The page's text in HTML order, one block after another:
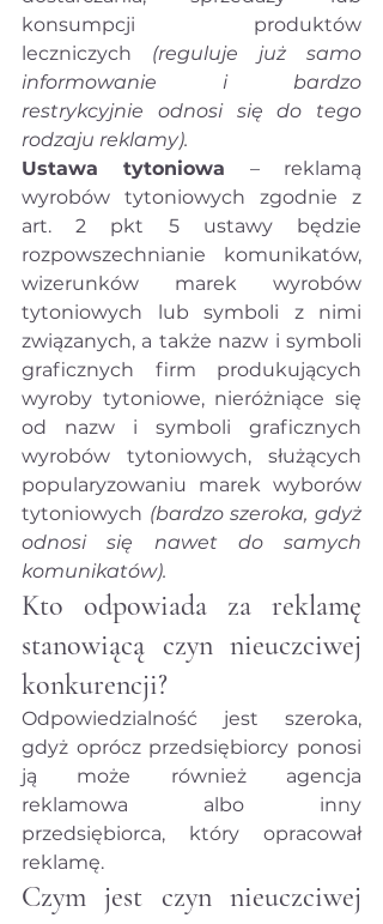
konsumpcji produktów
leczniczych (reguluje już samo
informowanie i bardzo
restrykcyjnie odnosi się do tego
rodzaju reklamy).
Ustawa tytoniowa – reklamą
wyrobów tytoniowych zgodnie z
art. 2 pkt 5 ustawy będzie
rozpowszechnianie komunikatów,
wizerunków marek wyrobów
tytoniowych lub symboli z nimi
związanych, a także nazw i symboli
graficznych firm produkujących
wyroby tytoniowe, nieróżniące się
od nazw i symboli graficznych
wyrobów tytoniowych, służących
popularyzowaniu marek wyborów
tytoniowych (bardzo szeroka, gdyż
odnosi się nawet do samych
komunikatów).
Kto odpowiada za reklamę
stanowiącą czyn nieuczciwej
konkurencji?
Odpowiedzialność jest szeroka,
gdyż oprócz przedsiębiorcy ponosi
ją może również agencja
reklamowa albo inny
przedsiębiorca, który opracował
reklamę.
Czym jest czyn nieuczciwej